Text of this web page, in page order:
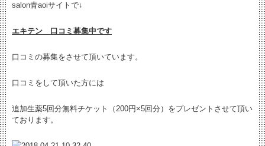
salon青aoiサイトで↓
エキテン 口コミ募集中です
口コミの募集をさせて頂いています。
口コミをして頂いた方には
追加生薬5回分無料チケット（200円×5回分）をプレゼントさせて頂い
ております。